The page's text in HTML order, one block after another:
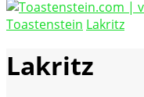
Toastenstein Lakritz
Lakritz